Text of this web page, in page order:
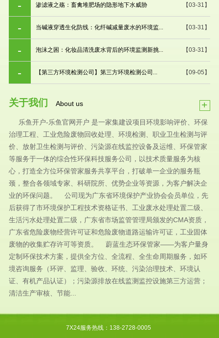
【03-31】
渗滤液之殇：畜禽堆肥场的隐形地下水威胁
【03-31】
当碱液穿透生化防线：化纤碱减量废水的环境监...
【03-31】
泡沫之困：化妆品清洗废水背后的环境监测新挑...
【09-05】
【第三方环境检测公司】第三方环境检测公司...
关于我们 About us +
乐鱼开户-乐鱼官网开户 是一家集建设项目环境影响评价、环保
治理工程、工业危险废物回收处理、环境检测、职业卫生检测与评
价、放射卫生检测与评价、污染源在线监控设备及运维、环保管家
等服务于一体的综合性环保科技服务公司，以技术质量服务为核
心，打造全方位环保管家服务共享平台，打破单一企业的服务瓶
颈，整合各领域专家、科研院所、优势企业等资源，为客户解决企
业的环保问题。 公司现为广东省环境保护产业协会会员单位，先
后获得了市环境保护工程技术资格证书、工业废水处理处置二级、
生活污水处理处置二级，广东省市场监管管理局颁发的CMA资质，
广东省危险废物经营许可证和危险废物道路运输许可证，工业固体
废物的收集贮存许可等资质。 蔚蓝生态环保管家——为客户量身
定制环保技术方案，提供全方位、全流程、全生命周期服务，如环
境咨询服务（环评、监理、验收、环统、污染治理技术、环境认
证、有机产品认证）；污染源排放在线监测监控设施第三方运营；
清洁生产审核、节能...
7X24服务热线：138-2728-0005